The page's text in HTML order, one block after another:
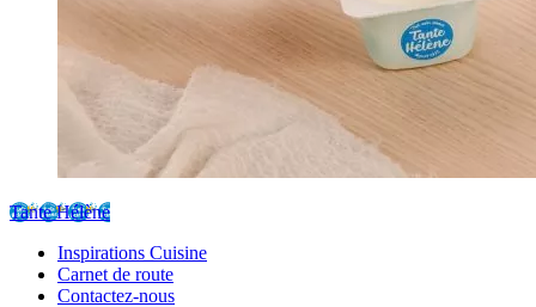
Tante Hélène
Inspirations Cuisine
Carnet de route
Contactez-nous